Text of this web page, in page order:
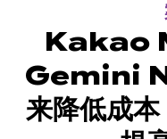
Kakao
Gemini
来降低成